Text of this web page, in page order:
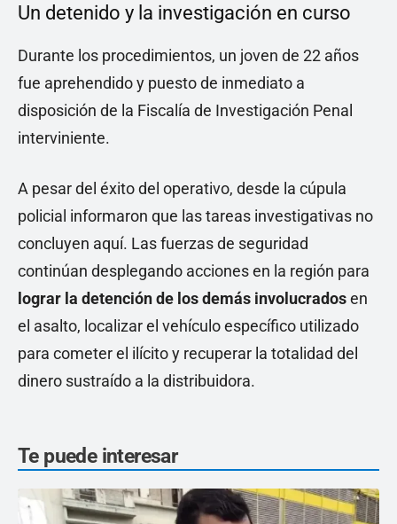
Un detenido y la investigación en curso
Durante los procedimientos, un joven de 22 años
fue aprehendido y puesto de inmediato a
disposición de la Fiscalía de Investigación Penal
interviniente.
A pesar del éxito del operativo, desde la cúpula
policial informaron que las tareas investigativas no
concluyen aquí. Las fuerzas de seguridad
continúan desplegando acciones en la región para
lograr la detención de los demás involucradosen
el asalto, localizar el vehículo específico utilizado
para cometer el ilícito y recuperar la totalidad del
dinero sustraído a la distribuidora.
Te puede interesar